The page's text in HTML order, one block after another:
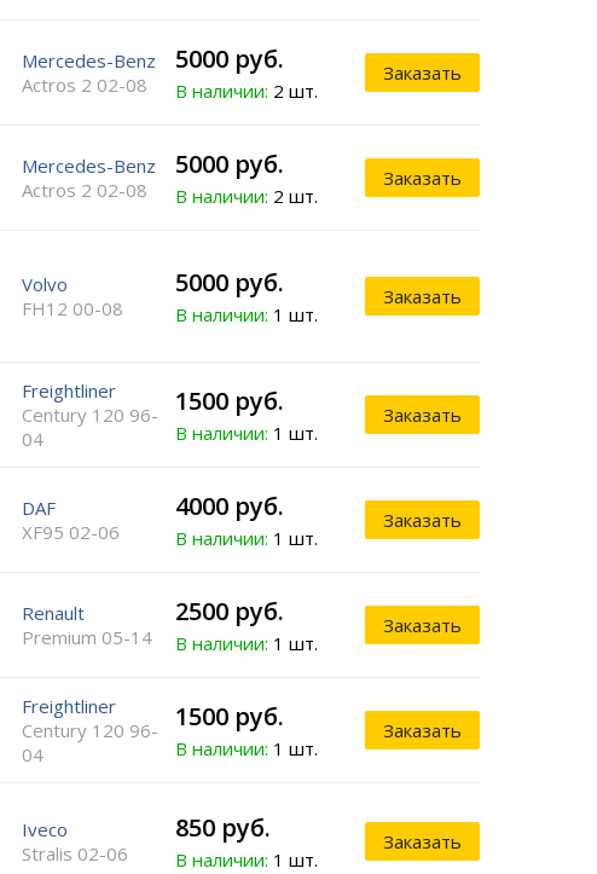
Mercedes-Benz
Actros 2 02-08
5000 руб.
В наличии: 2 шт.
Заказать
Mercedes-Benz
Actros 2 02-08
5000 руб.
В наличии: 2 шт.
Заказать
Volvo
FH12 00-08
5000 руб.
В наличии: 1 шт.
Заказать
Freightliner
Century 120 96-
04
1500 руб.
В наличии: 1 шт.
Заказать
DAF
XF95 02-06
4000 руб.
В наличии: 1 шт.
Заказать
Renault
Premium 05-14
2500 руб.
В наличии: 1 шт.
Заказать
Freightliner
Century 120 96-
04
1500 руб.
В наличии: 1 шт.
Заказать
Iveco
Stralis 02-06
850 руб.
В наличии: 1 шт.
Заказать